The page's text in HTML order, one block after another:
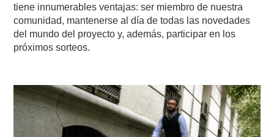
tiene innumerables ventajas: ser miembro de nuestra
comunidad, mantenerse al día de todas las novedades
del mundo del proyecto y, además, participar en los
próximos sorteos.